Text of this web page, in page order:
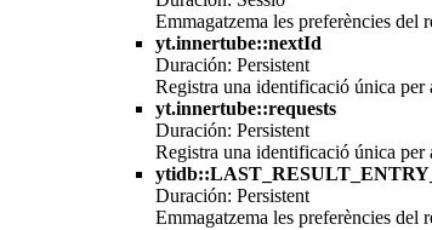
Emmagatzema les preferències
yt.innertube::nextId
Duración: Persistent
Registra una identificació única per
yt.innertube::requests
Duración: Persistent
Registra una identificació única per
Duración: Persistent
Emmagatzema les preferències